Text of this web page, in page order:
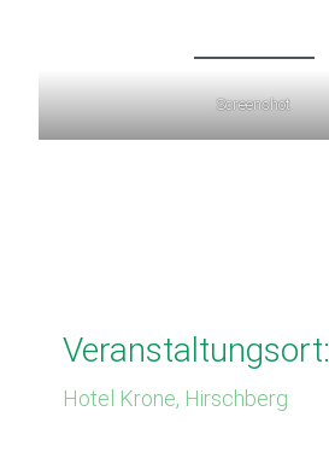
Screenshot
Veranstaltungsort:
Hotel Krone, Hirschberg